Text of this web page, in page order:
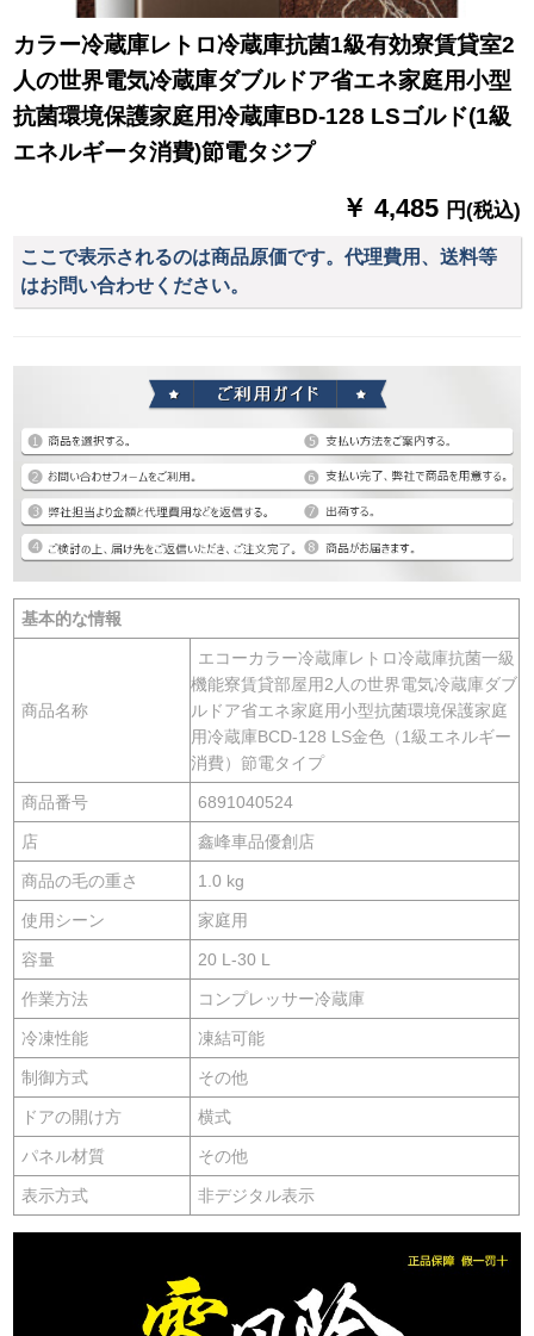
カラー冷蔵庫レトロ冷蔵庫抗菌1級有効寮賃貸室2
人の世界電気冷蔵庫ダブルドア省エネ家庭用小型
抗菌環境保護家庭用冷蔵庫BD-128 LSゴルド(1級
エネルギータ消費)節電タジプ
￥ 4,485 円(税込)
ここで表示されるのは商品原価です。代理費用、送料等
はお問い合わせください。
基本的な情報
商品名称
エコーカラー冷蔵庫レトロ冷蔵庫抗菌一級
機能寮賃貸部屋用2人の世界電気冷蔵庫ダブ
ルドア省エネ家庭用小型抗菌環境保護家庭
用冷蔵庫BCD-128 LS金色（1級エネルギー
消費）節電タイプ
商品番号 6891040524
店 鑫峰車品優創店
商品の毛の重さ 1.0 kg
使用シーン 家庭用
容量 20 L-30 L
作業方法 コンプレッサー冷蔵庫
冷凍性能 凍結可能
制御方式 その他
ドアの開け方 横式
パネル材質 その他
表示方式 非デジタル表示